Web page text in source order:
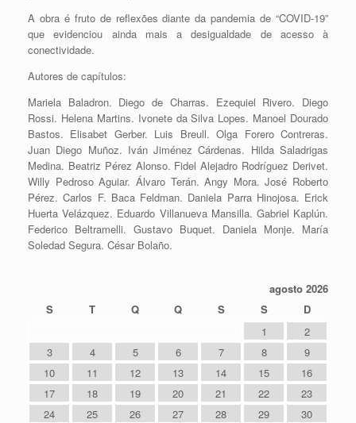
A obra é fruto de reflexões diante da pandemia de “COVID-19”
que evidenciou ainda mais a desigualdade de acesso à
conectividade.
Autores de capítulos:
Mariela Baladron. Diego de Charras. Ezequiel Rivero. Diego
Rossi. Helena Martins. Ivonete da Silva Lopes. Manoel Dourado
Bastos. Elisabet Gerber. Luis Breull. Olga Forero Contreras.
Juan Diego Muñoz. Iván Jiménez Cárdenas. Hilda Saladrigas
Medina. Beatriz Pérez Alonso. Fidel Alejadro Rodríguez Derivet.
Willy Pedroso Aguiar. Álvaro Terán. Angy Mora. José Roberto
Pérez. Carlos F. Baca Feldman. Daniela Parra Hinojosa. Erick
Huerta Velázquez. Eduardo Villanueva Mansilla. Gabriel Kaplún.
Federico Beltramelli. Gustavo Buquet. Daniela Monje. María
Soledad Segura. César Bolaño.
agosto 2026
S
T Q Q S S
D
1
2
3
4 5 6 7 8
9
10
11 12 13 14 15
16
17
18 19 20 21 22
23
24
25 26 27 28 29 30